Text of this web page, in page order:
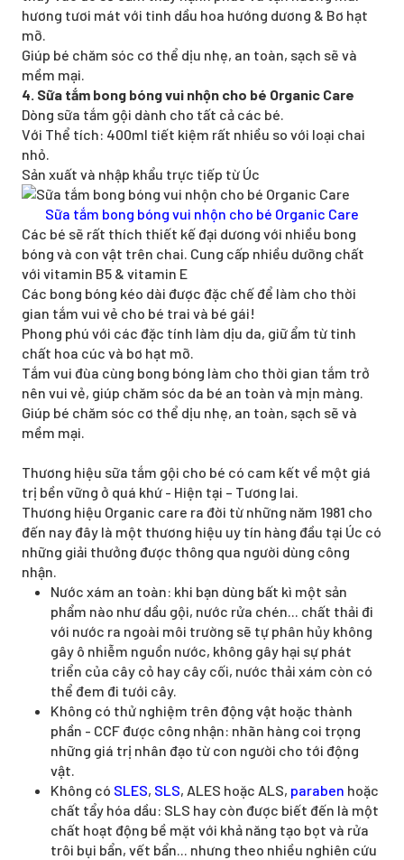
hương tươi mát với tinh dầu hoa hướng dương & Bơ hạt
mỡ.
Giúp bé chăm sóc cơ thể dịu nhẹ, an toàn, sạch sẽ và
mềm mại.
4. Sữa tắm bong bóng vui nhộn cho bé Organic Care
Dòng sữa tắm gội dành cho tất cả các bé.
Với Thể tích: 400ml tiết kiệm rất nhiều so với loại chai
nhỏ.
Sản xuất và nhập khẩu trực tiếp từ Úc
Sữa tắm bong bóng vui nhộn cho bé Organic Care
Các bé sẽ rất thích thiết kế đại dương với nhiều bong
bóng và con vật trên chai. Cung cấp nhiều dưỡng chất
với vitamin B5 & vitamin E
Các bong bóng kéo dài được đặc chế để làm cho thời
gian tắm vui vẻ cho bé trai và bé gái!
Phong phú với các đặc tính làm dịu da, giữ ẩm từ tinh
chất hoa cúc và bơ hạt mỡ.
Tắm vui đùa cùng bong bóng làm cho thời gian tắm trở
nên vui vẻ, giúp chăm sóc da bé an toàn và mịn màng.
Giúp bé chăm sóc cơ thể dịu nhẹ, an toàn, sạch sẽ và
mềm mại.
Thương hiệu sữa tắm gội cho bé có cam kết về một giá
trị bền vững ở quá khứ - Hiện tại – Tương lai.
Thương hiệu Organic care ra đời từ những năm 1981 cho
đến nay đây là một thương hiệu uy tín hàng đầu tại Úc có
những giải thưởng được thông qua người dùng công
nhận.
Nước xám an toàn: khi bạn dùng bất kì một sản
phẩm nào như dầu gội, nước rửa chén... chất thải đi
với nước ra ngoài môi trường sẽ tự phân hủy không
gây ô nhiễm nguồn nước, không gây hại sự phát
triển của cây cỏ hay cây cối, nước thải xám còn có
thể đem đi tưới cây.
Không có thử nghiệm trên động vật hoặc thành
phần - CCF được công nhận: nhãn hàng coi trọng
những giá trị nhân đạo từ con người cho tới động
vật.
Không có SLES, SLS, ALES hoặc ALS, paraben hoặc
chất tẩy hóa dầu: SLS hay còn được biết đến là một
chất hoạt động bề mặt với khả năng tạo bọt và rửa
trôi bụi bẩn, vết bẩn... nhưng theo nhiều nghiên cứu